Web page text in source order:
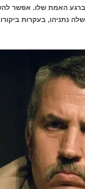
ברגע האמת שלו. אפשר
נתניהו, בעקרות